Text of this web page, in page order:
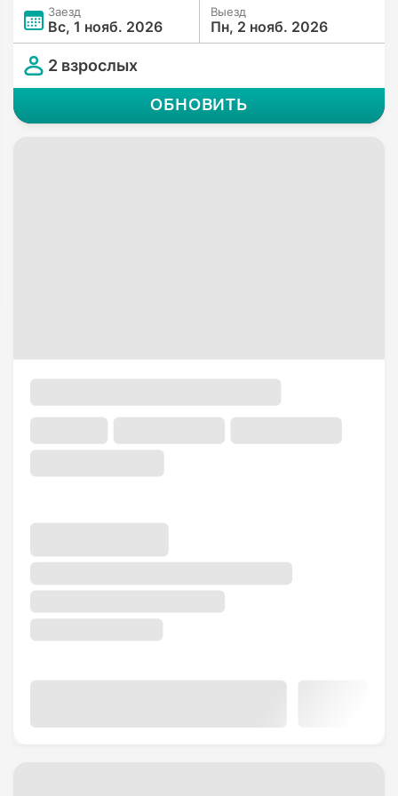
Заезд
Вс, 1 нояб. 2026
Выезд
Пн, 2 нояб. 2026
2 взрослых
ОБНОВИТЬ